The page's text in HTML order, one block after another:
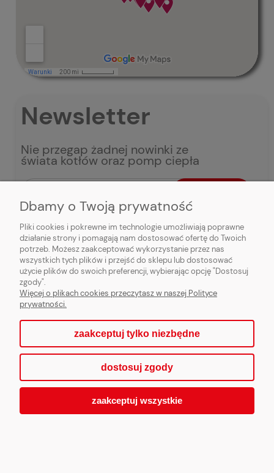
Newsletter
Nie przegap żadnej nowinki ze
świata kotłów oraz pomp ciepła
*Twoje dane będą przetwarzane zgodnie z naszą polityką prywatności
Dbamy o Twoją prywatność
Pliki cookies i pokrewne im technologie umożliwiają poprawne
działanie strony i pomagają nam dostosować ofertę do Twoich
potrzeb. Możesz zaakceptować wykorzystanie przez nas
wszystkich tych plików i przejść do sklepu lub dostosować
użycie plików do swoich preferencji, wybierając opcję "Dostosuj
zgody".
Więcej o plikach cookies przeczytasz w naszej Polityce
prywatności.
zaakceptuj tylko niezbędne
dostosuj zgody
zaakceptuj wszystkie